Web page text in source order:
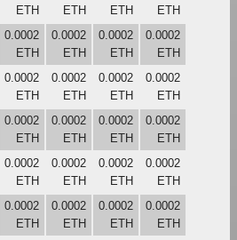
ETH
ETH
ETH
ETH
0.0002
ETH
0.0002
ETH
0.0002
ETH
0.0002
ETH
0.0002
ETH
0.0002
ETH
0.0002
ETH
0.0002
ETH
0.0002
ETH
0.0002
ETH
0.0002
ETH
0.0002
ETH
0.0002
ETH
0.0002
ETH
0.0002
ETH
0.0002
ETH
0.0002
ETH
0.0002
ETH
0.0002
ETH
0.0002
ETH